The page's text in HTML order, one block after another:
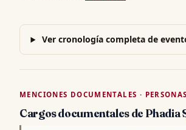
Ver cronología completa de
MENCIONES DOCUMENTALES ·
Cargos documentales de Phadia